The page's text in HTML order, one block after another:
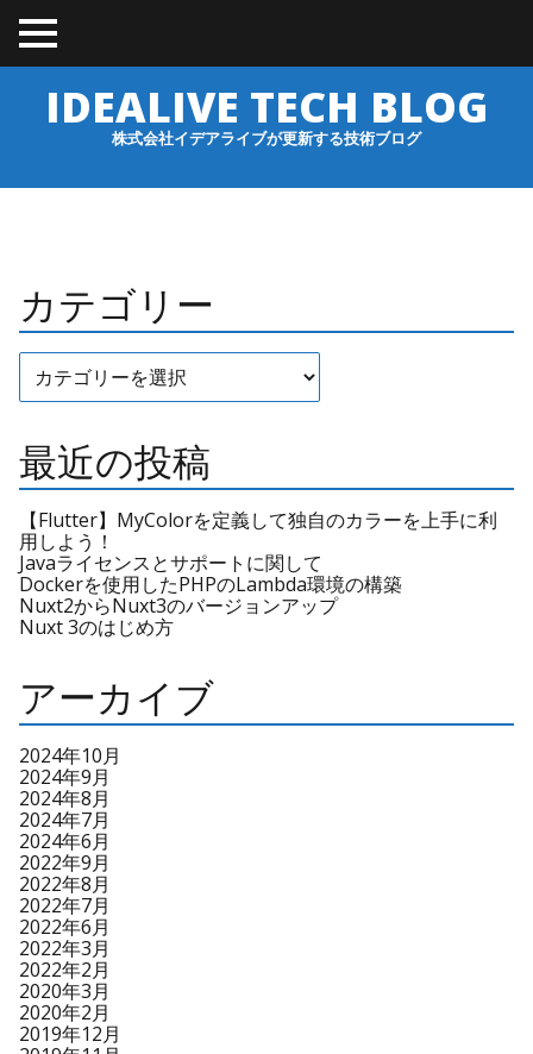
TO
GGL
IDEALIVE TECH BLOG
株式会社イデアライブが更新する技術ブログ
カテゴリー
カ
テ
ゴ
ー
最近の投稿
【Flutter】MyColorを定義して独自のカラーを上手に利
用しよう！
Javaライセンスとサポートに関して
Dockerを使用したPHPのLambda環境の構築
Nuxt2からNuxt3のバージョンアップ
Nuxt 3のはじめ方
アーカイブ
2024年10月
2024年9月
2024年8月
2024年7月
2024年6月
2022年9月
2022年8月
2022年7月
2022年6月
2022年3月
2022年2月
2020年3月
2020年2月
2019年12月